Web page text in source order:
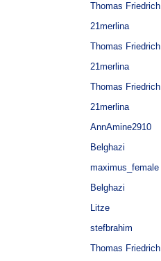
Thomas Friedrich
21merlina
Thomas Friedrich
21merlina
Thomas Friedrich
21merlina
AnnAmine2910
Belghazi
maximus_female
Belghazi
Litze
stefbrahim
Thomas Friedrich